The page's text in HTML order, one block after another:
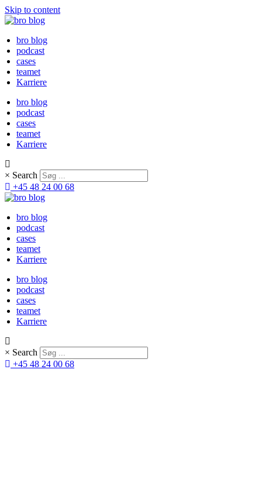
Skip to content
bro blog
podcast
cases
teamet
Karriere
bro blog
podcast
cases
teamet
Karriere
× Search
+45 48 24 00 68
bro blog
podcast
cases
teamet
Karriere
bro blog
podcast
cases
teamet
Karriere
× Search
+45 48 24 00 68